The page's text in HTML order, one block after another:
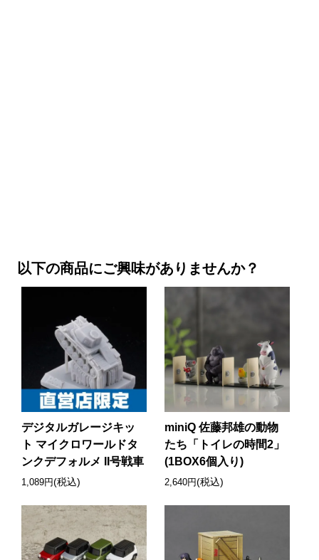
以下の商品にご興味がありませんか？
デジタルガレージキッ
ト マイクロワールドタ
ンクデフォルメ II号戦車
1,089円(税込)
miniQ 佐藤邦雄の動物
たち「トイレの時間2」
(1BOX6個入り)
2,640円(税込)